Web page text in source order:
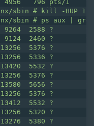
4956   796 pts/1
sbin # kill -HUP
sbin # ps aux |
9264  2588 ?        S
9124  2460 ?        S
5376 ?        S
5336 ?        S
5532 ?        S
5376 ?        S
5656 ?        S
5376 ?        S
5532 ?        S
5320 ?        S
5380 ?        S